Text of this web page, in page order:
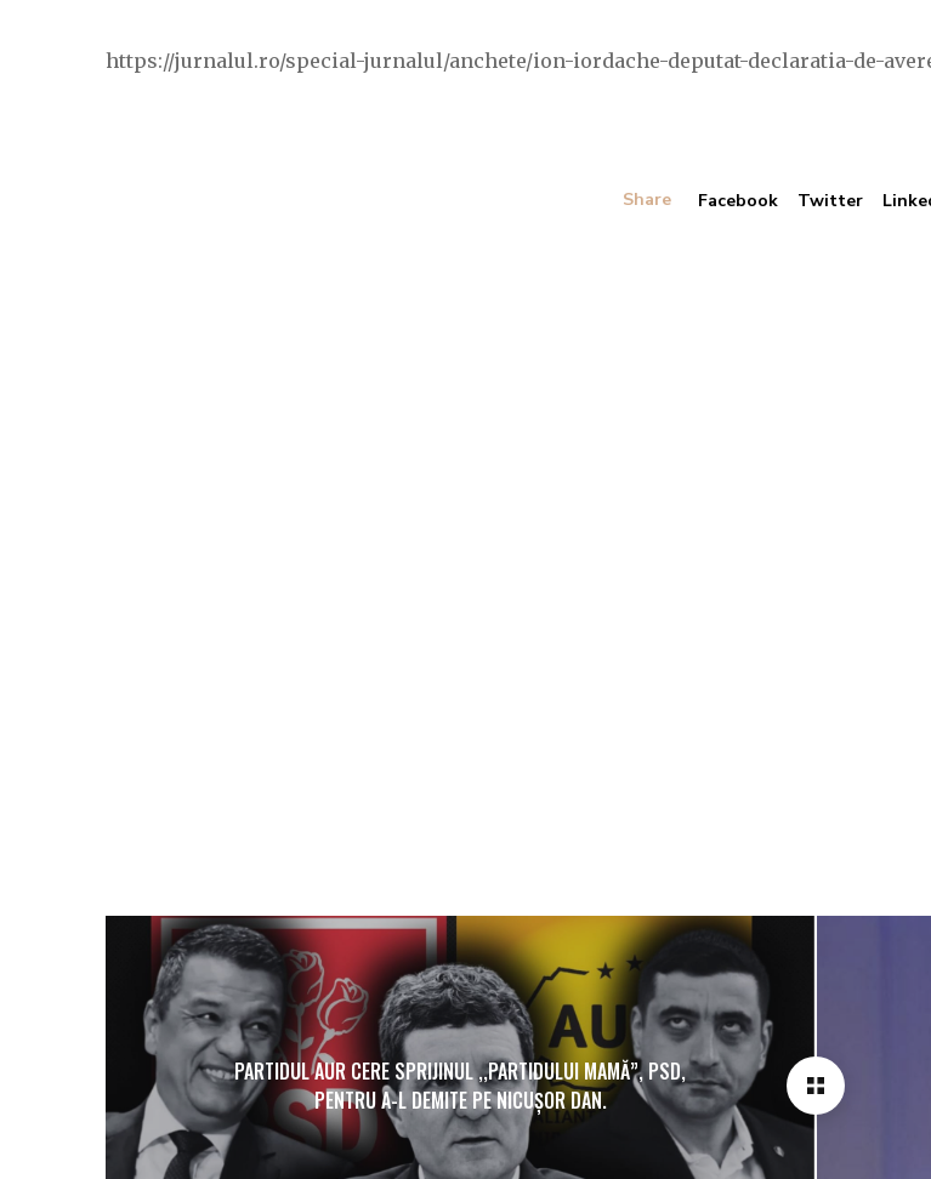
https://jurnalul.ro/special-jurnalul/anchete/ion-iordache-deputat-declaratia-de-
Share Facebook Twitter
PARTIDUL AUR CERE SPRIJINUL ,,PARTIDULUI MAMĂ”, PSD,
PENTRU A-L DEMITE PE NICUȘOR DAN.